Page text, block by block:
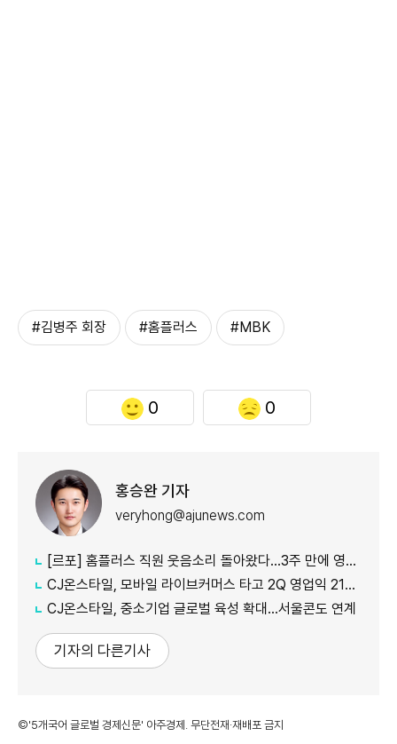
#김병주 회장 #홈플러스 #MBK
0 0
홍승완 기자
veryhong@ajunews.com
[르포] 홈플러스 직원 웃음소리 돌아왔다…3주 만에 영업 재개 채비
CJ온스타일, 모바일 라이브커머스 타고 2Q 영업익 21%↑
CJ온스타일, 중소기업 글로벌 육성 확대…서울콘도 연계
기자의 다른기사
©'5개국어 글로벌 경제신문' 아주경제. 무단전재·재배포 금지